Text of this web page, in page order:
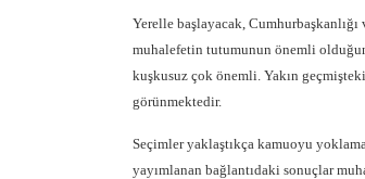
Yerelle başlayacak,
muhalefetin tutumunun önemli
kuşkusuz çok önemli. Yakın
görünmektedir.
Seçimler yaklaştıkça kamuoyu
yayımlanan bağlantıdaki sonuçlar